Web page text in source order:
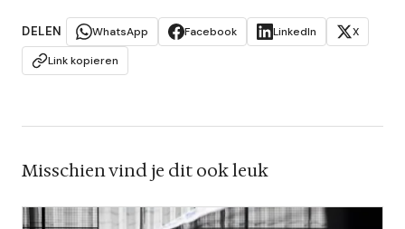
DELEN WhatsApp Facebook LinkedIn
X
Link kopieren
Misschien vind je dit ook leuk